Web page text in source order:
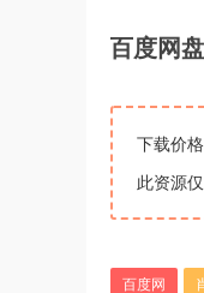
百度网
下载价格
此资源
百度网